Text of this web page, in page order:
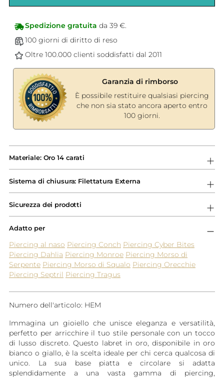
Spedizione gratuita da 39 €.
100 giorni di diritto di reso
Oltre 100.000 clienti soddisfatti dal 2011
Garanzia di rimborso
È possibile restituire qualsiasi piercing
che non sia stato ancora aperto entro
100 giorni.
prodotto
al
carrello...
Materiale: Oro 14 carati
Sistema di chiusura: Filettatura Externa
Sicurezza dei prodotti
Adatto per
Piercing al naso Piercing Conch Piercing Cyber Bites
Piercing Dahlia Piercing Monroe Piercing Morso di
Serpente Piercing Morso di Squalo Piercing Orecchie
Piercing Septril Piercing Tragus
Numero dell'articolo: HEM
Immagina un gioiello che unisce eleganza e versatilità,
perfetto per arricchire il tuo stile personale con un tocco
di lusso discreto. Questo labret in oro, disponibile in oro
bianco o giallo, è la scelta ideale per chi cerca qualcosa di
unico. La sua base piatta e circolare si adatta
splendidamente a una vasta gamma di piercing,